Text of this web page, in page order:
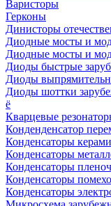
Варисторы
Герконы
Динисторы
Диодные мосты и
Диодные мосты и
Диоды быстрые
Диоды
Диоды шоттки
ё
Кварцевые
Конденденсатор
Конденсаторы
Конденсаторы
Конденсаторы
Конденсаторы
Конденсаторы